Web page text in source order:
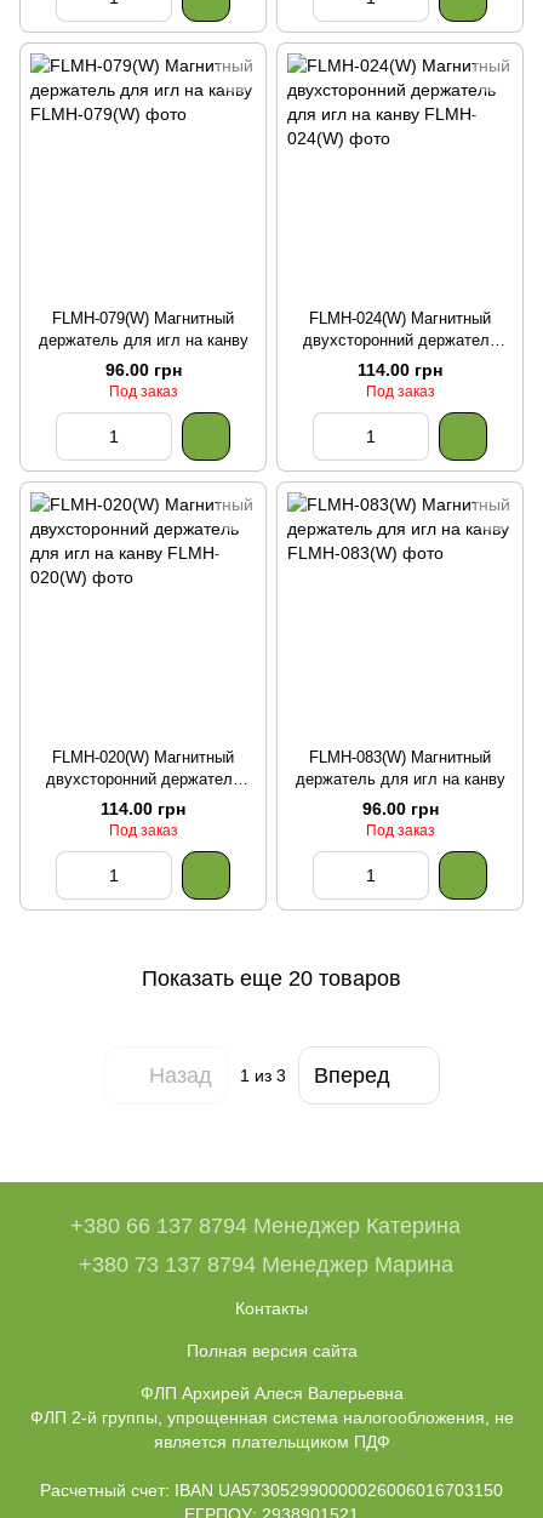
FLMH-079(W) Магнитный
держатель для игл на канву
96.00 грн
Под заказ
FLMH-024(W) Магнитный
двухсторонний держатель
для игл на канву
114.00 грн
Под заказ
FLMH-020(W) Магнитный
двухсторонний держатель
для игл на канву
114.00 грн
Под заказ
FLMH-083(W) Магнитный
держатель для игл на канву
96.00 грн
Под заказ
Показать еще 20 товаров
Назад 1из 3 Вперед
+380 66 137 8794 Менеджер Катерина
+380 73 137 8794 Менеджер Марина
Контакты
Полная версия сайта
ФЛП Архирей Алеся Валерьевна
ФЛП 2-й группы, упрощенная система налогообложения, не
является плательщиком ПДФ
Расчетный счет: IBAN UA573052990000026006016703150